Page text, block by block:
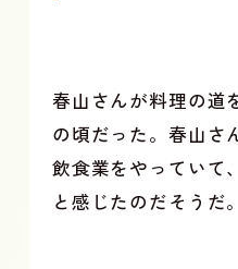
春山さんが料理の道
の頃だった。春山さ
飲食業をやっていて
と感じたのだそうだ。